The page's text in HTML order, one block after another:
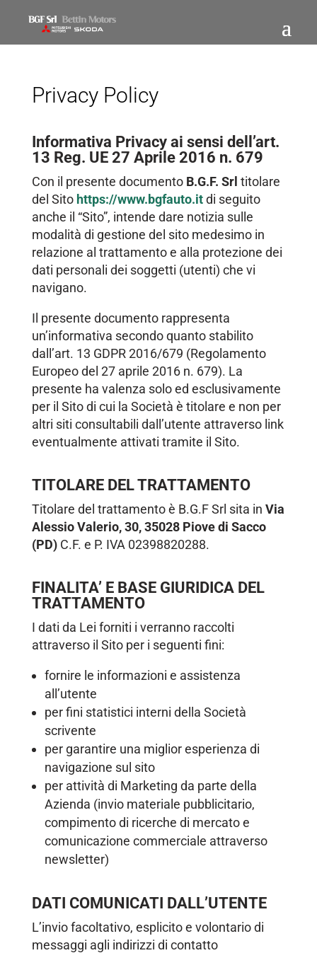
Privacy Policy
Informativa Privacy ai sensi dell’art.
13 Reg. UE 27 Aprile 2016 n. 679
Con il presente documento B.G.F. Srl titolare
del Sito https://www.bgfauto.itdi seguito
anche il “Sito”, intende dare notizia sulle
modalità di gestione del sito medesimo in
relazione al trattamento e alla protezione dei
dati personali dei soggetti (utenti) che vi
navigano.
Il presente documento rappresenta
un’informativa secondo quanto stabilito
dall’art. 13 GDPR 2016/679 (Regolamento
Europeo del 27 aprile 2016 n. 679). La
presente ha valenza solo ed esclusivamente
per il Sito di cui la Società è titolare e non per
altri siti consultabili dall’utente attraverso link
eventualmente attivati tramite il Sito.
TITOLARE DEL TRATTAMENTO
Titolare del trattamento è B.G.F Srl sita in Via
Alessio Valerio, 30, 35028 Piove di Sacco
(PD)C.F. e P. IVA 02398820288.
FINALITA’ E BASE GIURIDICA DEL
TRATTAMENTO
I dati da Lei forniti i verranno raccolti
attraverso il Sito per i seguenti fini:
fornire le informazioni e assistenza
all’utente
per fini statistici interni della Società
scrivente
per garantire una miglior esperienza di
navigazione sul sito
per attività di Marketing da parte della
Azienda (invio materiale pubblicitario,
compimento di ricerche di mercato e
comunicazione commerciale attraverso
newsletter)
DATI COMUNICATI DALL’UTENTE
L’invio facoltativo, esplicito e volontario di
messaggi agli indirizzi di contatto